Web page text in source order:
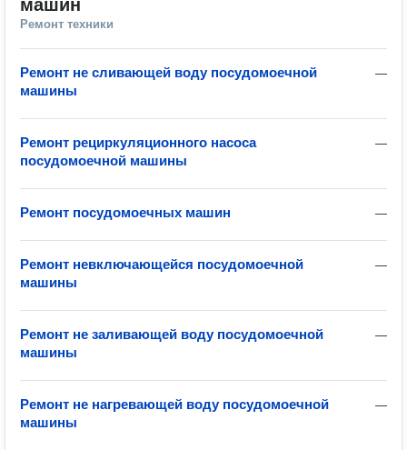
машин
Ремонт техники
—
Ремонт не сливающей воду посудомоечной
машины
—
Ремонт рециркуляционного насоса
посудомоечной машины
—
Ремонт посудомоечных машин
—
Ремонт невключающейся посудомоечной
машины
—
Ремонт не заливающей воду посудомоечной
машины
—
Ремонт не нагревающей воду посудомоечной
машины